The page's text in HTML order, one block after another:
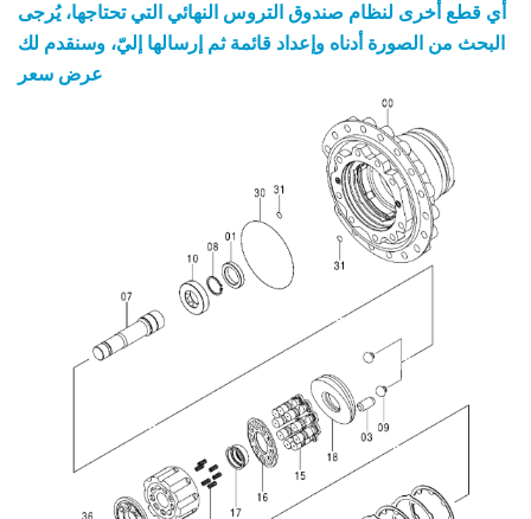
أي قطع أخرى لنظام صندوق التروس النهائي التي تحتاجها، يُرجى
البحث من الصورة أدناه وإعداد قائمة ثم إرسالها إليّ، وسنقدم لك
عرض سعر